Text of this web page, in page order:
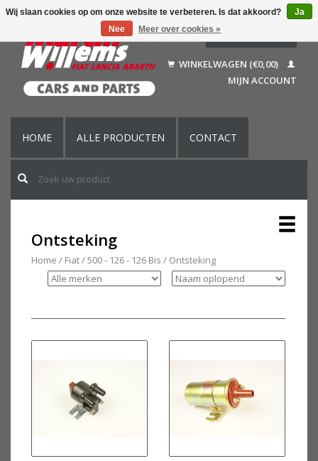
Français
English (US)
WINKELWAGEN (€0,00)
MIJN ACCOUNT
HOME ALLE PRODUCTEN CONTACT
Ontsteking
Home / Fiat/500 - 126 - 126 Bis / Ontsteking
Wij slaan cookies op om onze website te verbeteren. Is dat akkoord?
Ja
Nee
Meer over cookies »